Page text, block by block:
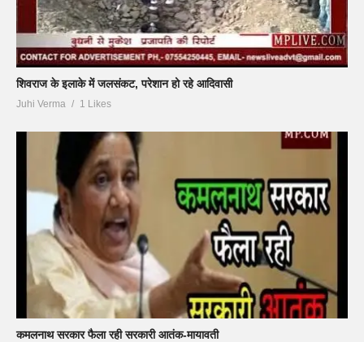
शिवराज के इलाके में जलसंकट, परेशान हो रहे आदिवासी
Juhi Verma 1 Likes
कमलनाथ सरकार फैला रही सरकारी आतंक-मायावती